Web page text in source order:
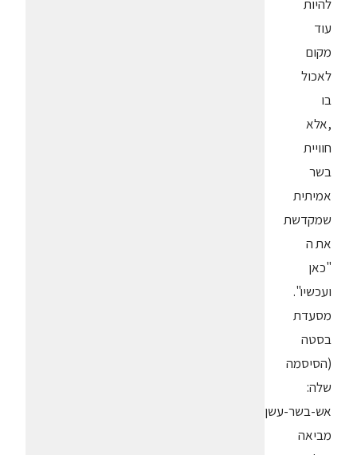
להיות
עוד
מקום
לאכול
בו
,אלא
חוויית
בשר
אמיתית
שמקדשת
את ה
"כאן
ועכשיו".
מסעדת
בסטה
(הסיסמה
שלה:
אש-בשר-עשן)
מביאה